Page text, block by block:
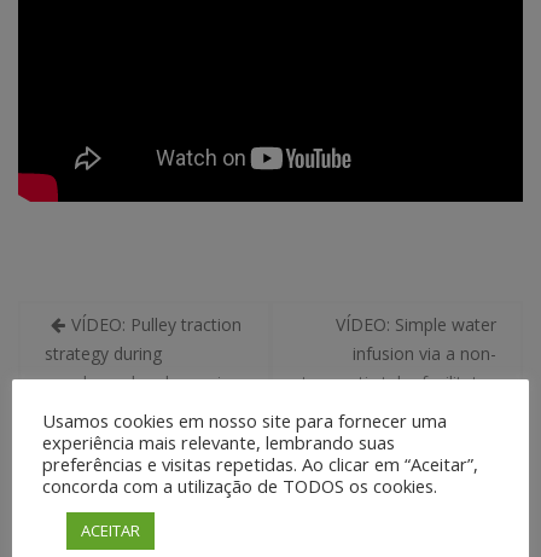
Navegação
de
Post
VÍDEO: Pulley traction
strategy during
esophageal endoscopic
submucosal dissection: a
new way to optimize
submucosal exposure
VÍDEO: Simple water
infusion via a non-
traumatic tube facilitates
endoscopic resection of
an appendiceal-orifice
polyp
Usamos cookies em nosso site para fornecer uma
experiência mais relevante, lembrando suas
preferências e visitas repetidas. Ao clicar em “Aceitar”,
concorda com a utilização de TODOS os cookies.
ACEITAR